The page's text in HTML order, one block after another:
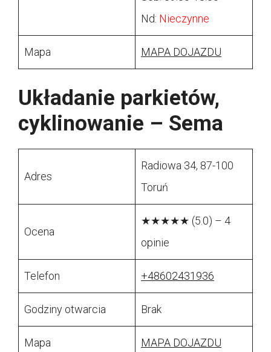
Nd: Nieczynne
Mapa MAPA DOJAZDU
Układanie parkietów,
cyklinowanie – Sema
Adres
Radiowa 34, 87-100
Toruń
Ocena
★★★★★ (5.0) – 4
opinie
Telefon +48602431936
Godziny otwarcia Brak
Mapa MAPA DOJAZDU